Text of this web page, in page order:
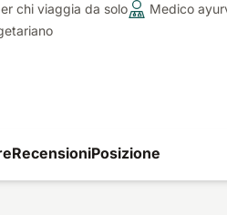
chi viaggia da solo Medico
RecensioniPosizione